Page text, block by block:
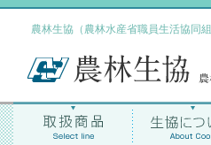
農林生協（農林水産省職員生活協同